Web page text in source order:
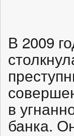
В 2009
в
банка.